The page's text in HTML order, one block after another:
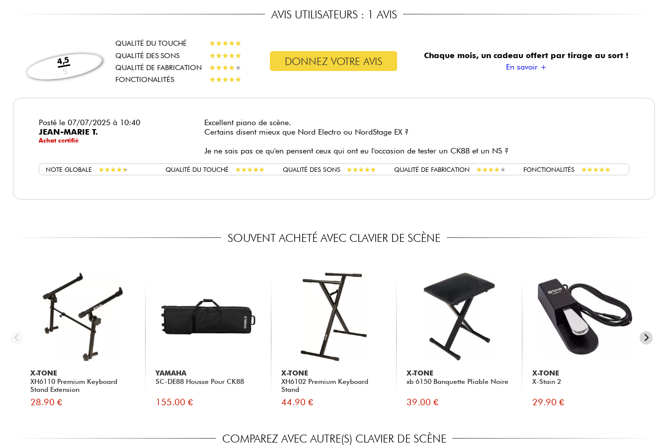
AVIS UTILISATEURS : 1 AVIS
4,5
5
QUALITÉ DU TOUCHÉ ★★★★★
★★★★★
QUALITÉ DES SONS
★★★★★
★★★★★
QUALITÉ DE FABRICATION
★★★★★
★★★★★
FONCTIONALITÉS
★★★★★
★★★★★
DONNEZ VOTRE AVIS Chaque mois, un cadeau offert par tirage au sort !
En savoir +
Posté le 07/07/2025 à 10:40
JEAN-MARIE T.
Achat certifié
Excellent piano de scène.
Certains disent mieux que Nord Electro ou NordStage EX ?
Je ne sais pas ce qu'en pensent ceux qui ont eu l'occasion de tester un CK88 et un NS ?
NOTE GLOBALE ★★★★★
★★★★★ QUALITÉ DU TOUCHÉ ★★★★★
★★★★★ QUALITÉ DES SONS ★★★★★
★★★★★ QUALITÉ DE FABRICATION ★★★★★
★★★★★ FONCTIONALITÉS ★★★★★
★★★★★
SOUVENT ACHETÉ AVEC CLAVIER DE SCÈNE
X-TONE
XH6110 Premium Keyboard
Stand Extension
28.90 €
YAMAHA
SC-DE88 Housse Pour CK88
155.00 €
X-TONE
XH6102 Premium Keyboard
Stand
44.90 €
X-TONE
xb 6150 Banquette Pliable Noire
39.00 €
X-TONE
X-Stain 2
29.90 €
COMPAREZ AVEC AUTRE(S) CLAVIER DE SCÈNE